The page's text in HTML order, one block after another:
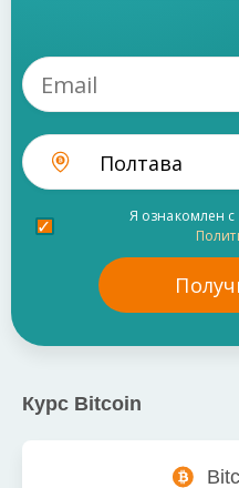
Полтава
Я ознакомлен с
Курс Bitcoin